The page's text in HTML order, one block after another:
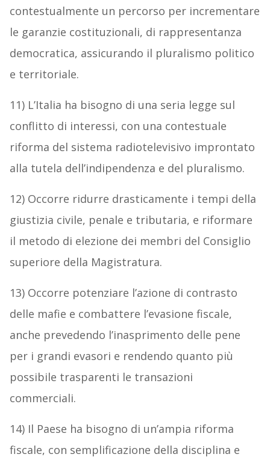
contestualmente un percorso per incrementare
le garanzie costituzionali, di rappresentanza
democratica, assicurando il pluralismo politico
e territoriale.
11) L’Italia ha bisogno di una seria legge sul
conflitto di interessi, con una contestuale
riforma del sistema radiotelevisivo improntato
alla tutela dell’indipendenza e del pluralismo.
12) Occorre ridurre drasticamente i tempi della
giustizia civile, penale e tributaria, e riformare
il metodo di elezione dei membri del Consiglio
superiore della Magistratura.
13) Occorre potenziare l’azione di contrasto
delle mafie e combattere l’evasione fiscale,
anche prevedendo l’inasprimento delle pene
per i grandi evasori e rendendo quanto più
possibile trasparenti le transazioni
commerciali.
14) Il Paese ha bisogno di un’ampia riforma
fiscale, con semplificazione della disciplina e